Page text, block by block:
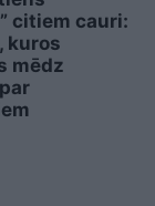
citiem cauri:
kuros
mēdz